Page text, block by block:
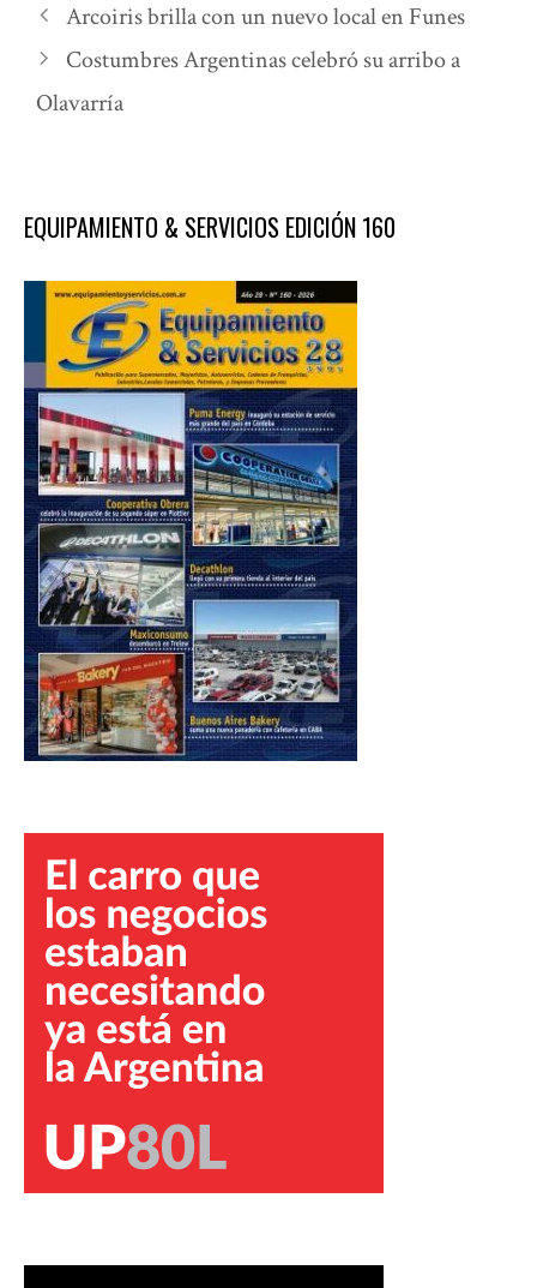
Arcoiris brilla con un nuevo local en Funes
Costumbres Argentinas celebró su arribo a
Olavarría
EQUIPAMIENTO & SERVICIOS EDICIÓN 160